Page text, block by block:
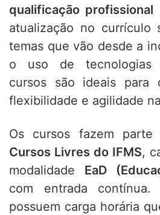
qualificação profissional
atualização no currículo
temas que vão desde a
o uso de tecnologias
cursos são ideais para
flexibilidade e agilidade
Os cursos fazem parte
Cursos Livres do IFMS,
modalidade EaD
com entrada contínua.
possuem carga horária